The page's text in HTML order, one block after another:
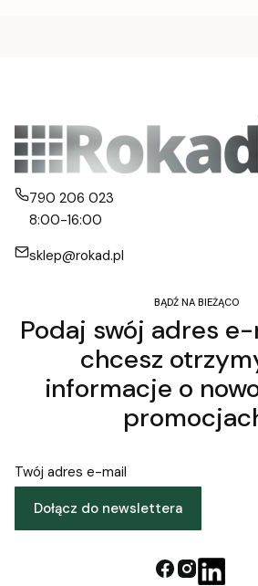
790 206 023
8:00-16:00
sklep@rokad.pl
BĄDŹ NA BIEŻĄCO
Podaj swój adres
chcesz
informacje o
Twój adres e-mail
Dołącz do newslettera